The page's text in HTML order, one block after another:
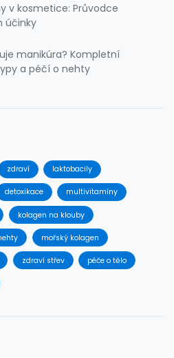
v kosmetice: Průvodce
účinky
manikúra? Kompletní
a péčí o nehty
zdraví laktobacily
detoxikace multivitamíny
kolagen na klouby
mořský kolagen
zdraví střev péče o tělo